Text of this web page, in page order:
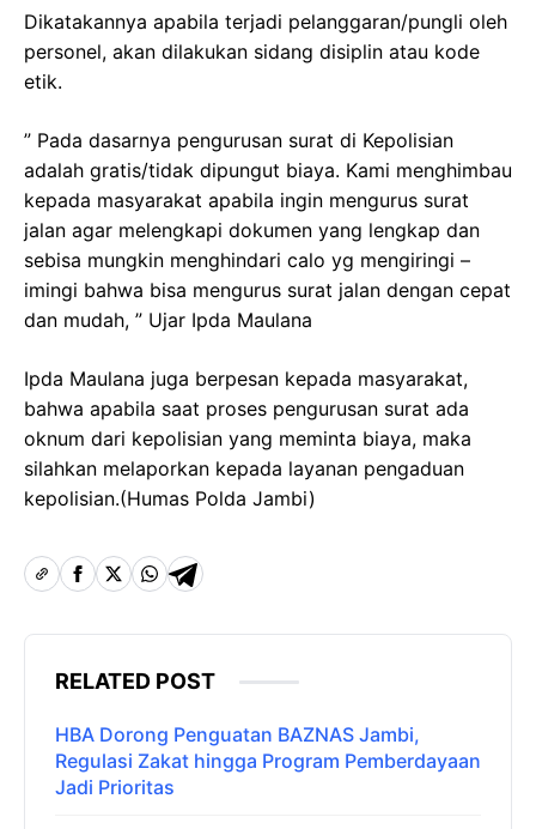
Dikatakannya apabila terjadi pelanggaran/pungli oleh
personel, akan dilakukan sidang disiplin atau kode
etik.
” Pada dasarnya pengurusan surat di Kepolisian
adalah gratis/tidak dipungut biaya. Kami menghimbau
kepada masyarakat apabila ingin mengurus surat
jalan agar melengkapi dokumen yang lengkap dan
sebisa mungkin menghindari calo yg mengiringi –
imingi bahwa bisa mengurus surat jalan dengan cepat
dan mudah, ” Ujar Ipda Maulana
Ipda Maulana juga berpesan kepada masyarakat,
bahwa apabila saat proses pengurusan surat ada
oknum dari kepolisian yang meminta biaya, maka
silahkan melaporkan kepada layanan pengaduan
kepolisian.(Humas Polda Jambi)
RELATED POST
HBA Dorong Penguatan BAZNAS Jambi,
Regulasi Zakat hingga Program Pemberdayaan
Jadi Prioritas